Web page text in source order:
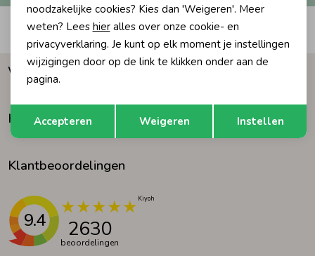
Regenkleding &-laarzen
Zomeraccessoires
Kledingaccessoires
Blazers & Gilets
Leggings
Boxpakjes
Ondergoed
Regenkleding &-laarzen
Automatisch sparen voor korting
Waarom Humpy?
Klantenservice
Klantbeoordelingen
9.4 2630
beoordelingen
Terug Opslaan
noodzakelijke cookies? Kies dan 'Weigeren'. Meer
weten? Lees hieralles over onze cookie- en
privacyverklaring. Je kunt op elk moment je instellingen
wijzigingen door op de link te klikken onder aan de
pagina.
Accepteren Weigeren Instellen